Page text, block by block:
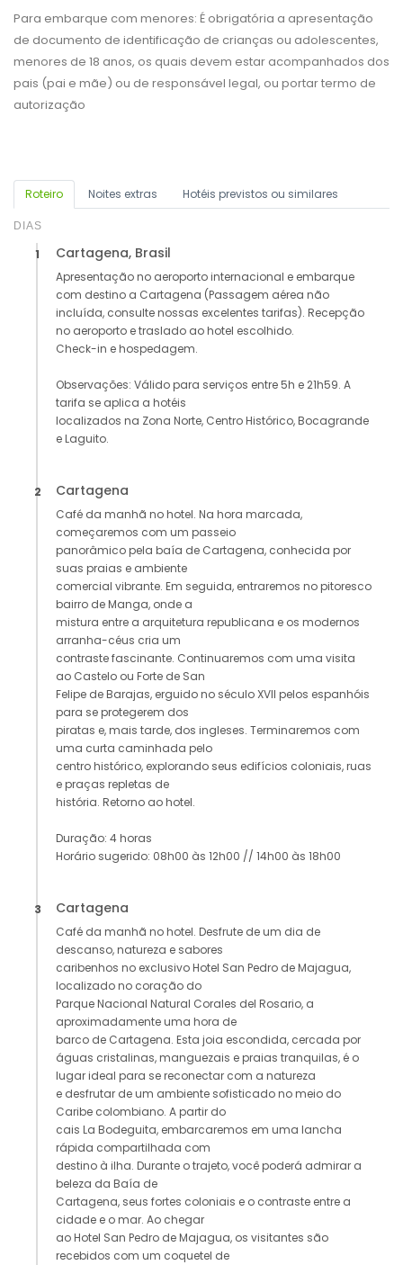
Roteiro Noites extras Hotéis previstos ou similares
DIAS
1 Cartagena, Brasil
Apresentação no aeroporto internacional e embarque
com destino a Cartagena (Passagem aérea não
incluída, consulte nossas excelentes tarifas). Recepção
no aeroporto e traslado ao hotel escolhido.
Check-in e hospedagem.
Observações: Válido para serviços entre 5h e 21h59. A
tarifa se aplica a hotéis
localizados na Zona Norte, Centro Histórico, Bocagrande
e Laguito.
2 Cartagena
Café da manhã no hotel. Na hora marcada,
começaremos com um passeio
panorâmico pela baía de Cartagena, conhecida por
suas praias e ambiente
comercial vibrante. Em seguida, entraremos no pitoresco
bairro de Manga, onde a
mistura entre a arquitetura republicana e os modernos
arranha-céus cria um
contraste fascinante. Continuaremos com uma visita
ao Castelo ou Forte de San
Felipe de Barajas, erguido no século XVII pelos espanhóis
para se protegerem dos
piratas e, mais tarde, dos ingleses. Terminaremos com
uma curta caminhada pelo
centro histórico, explorando seus edifícios coloniais, ruas
e praças repletas de
história. Retorno ao hotel.
Duração: 4 horas
Horário sugerido: 08h00 às 12h00 // 14h00 às 18h00
3 Cartagena
Café da manhã no hotel. Desfrute de um dia de
descanso, natureza e sabores
caribenhos no exclusivo Hotel San Pedro de Majagua,
localizado no coração do
Parque Nacional Natural Corales del Rosario, a
aproximadamente uma hora de
barco de Cartagena. Esta joia escondida, cercada por
águas cristalinas, manguezais e praias tranquilas, é o
lugar ideal para se reconectar com a natureza
e desfrutar de um ambiente sofisticado no meio do
Caribe colombiano. A partir do
cais La Bodeguita, embarcaremos em uma lancha
rápida compartilhada com
destino à ilha. Durante o trajeto, você poderá admirar a
beleza da Baía de
Cartagena, seus fortes coloniais e o contraste entre a
cidade e o mar. Ao chegar
ao Hotel San Pedro de Majagua, os visitantes são
recebidos com um coquetel de
Para embarque com menores: É obrigatória a apresentação
de documento de identificação de crianças ou adolescentes,
menores de 18 anos, os quais devem estar acompanhados dos
pais (pai e mãe) ou de responsável legal, ou portar termo de
autorização